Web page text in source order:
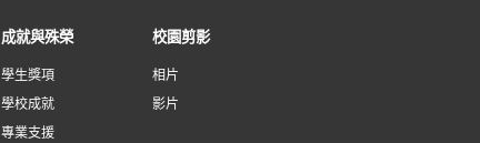
成就與殊榮
學生獎項
學校成就
專業支援
校園剪影
相片
影片